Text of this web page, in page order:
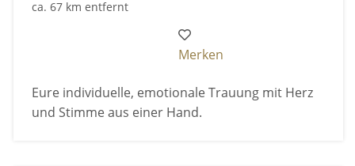
ca. 67 km entfernt
Merken
Eure individuelle, emotionale Trauung mit Herz
und Stimme aus einer Hand.